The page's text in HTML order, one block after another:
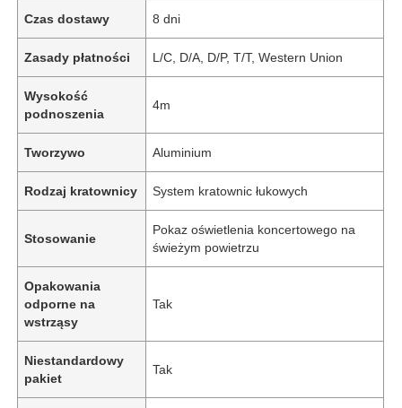
Czas dostawy 8 dni
Zasady płatności L/C, D/A, D/P, T/T, Western Union
Wysokość
podnoszenia
4m
Tworzywo Aluminium
Rodzaj kratownicy System kratownic łukowych
Stosowanie
Pokaz oświetlenia koncertowego na
świeżym powietrzu
Opakowania
odporne na
wstrząsy
Tak
Niestandardowy
pakiet
Tak